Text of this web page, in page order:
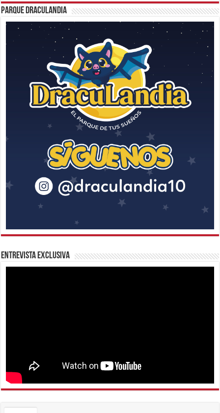
Parque Draculandia
Entrevista Exclusiva